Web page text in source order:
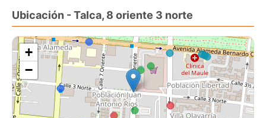
Precio de Venta 3850 UF + 2% comisión de corretaje
Agenda tu visita al
[Use el formulario de contacto o los medios de contacto
disponibles]
[Use el formulario de contacto o los medios de contacto
disponibles]
Ubicación - Talca, 8 oriente 3 norte
+
−